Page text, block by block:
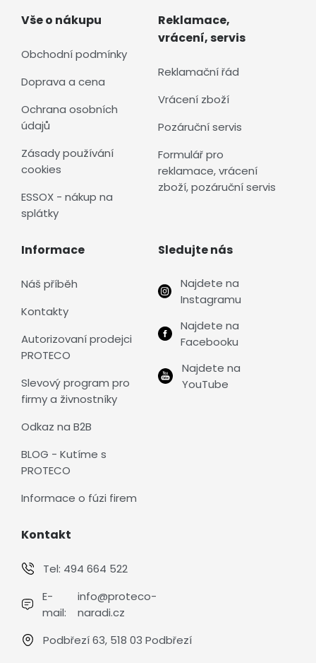
Vše o nákupu
Obchodní podmínky
Doprava a cena
Ochrana osobních
údajů
Zásady používání
cookies
ESSOX - nákup na
splátky
Reklamace,
vrácení, servis
Reklamační řád
Vrácení zboží
Pozáruční servis
Formulář pro
reklamace, vrácení
zboží, pozáruční servis
Informace
Náš příběh
Kontakty
Autorizovaní prodejci
PROTECO
Slevový program pro
firmy a živnostníky
Odkaz na B2B
BLOG - Kutíme s
PROTECO
Informace o fúzi firem
Sledujte nás
Najdete na
Instagramu
Najdete na
Facebooku
Najdete na
YouTube
Kontakt
Tel: 494 664 522
E-
mail:
info@proteco-
naradi.cz
Podbřezí 63, 518 03 Podbřezí